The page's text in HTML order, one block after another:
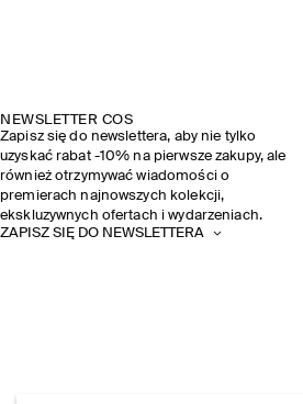
NEWSLETTER COS
Zapisz się do newslettera, aby nie tylko
uzyskać rabat -10% na pierwsze zakupy, ale
również otrzymywać wiadomości o
premierach najnowszych kolekcji,
ekskluzywnych ofertach i wydarzeniach.
ZAPISZ SIĘ DO NEWSLETTERA